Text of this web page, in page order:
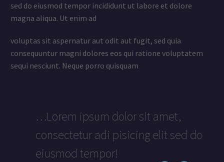
sed do eiusmod tempor incididunt ut labore et dolore
magna aliqua. Ut enim ad
voluptas sit aspernatur aut odit aut fugit, sed quia
consequuntur magni dolores eos qui ratione voluptatem
sequi nesciunt. Neque porro quisquam
…Lorem ipsum dolor sit amet,
consectetur adi pisicing elit sed do
eiusmod tempor!